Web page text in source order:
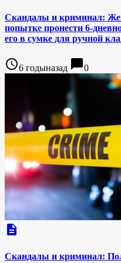
Скандалы и криминал:
попытке пронести 6-
его в сумке для ручной
access_time6 годыназад chat_bubble0
description
Скандалы и криминал: